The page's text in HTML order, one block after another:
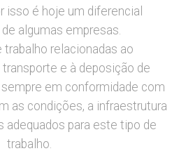
isso é hoje um diferencial
algumas empresas.
relacionadas ao
transporte e à deposição de
em conformidade com
as condições, a infraestrutura
adequados para este tipo de
trabalho.